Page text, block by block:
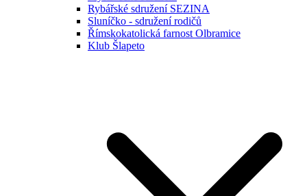
Rybářské sdružení SEZINA
Sluníčko - sdružení rodičů
Římskokatolická farnost Olbramice
Klub Šlapeto